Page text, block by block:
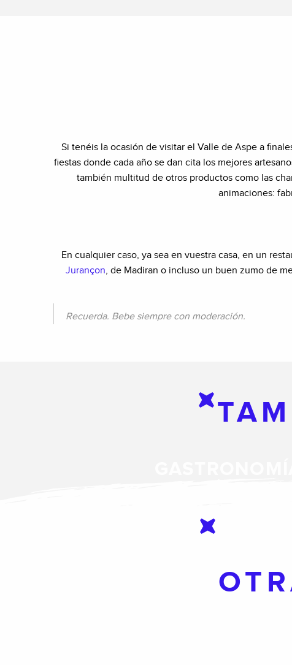
Si tenéis la ocasión de visitar el Valle de Aspe a
fiestas donde cada año se dan cita los mejores
también multitud de otros productos como las
animaciones:
En cualquier caso, ya sea en vuestra casa, en un
Jurançon, de Madiran o incluso un buen zumo de
Recuerda. Bebe siempre con moderación.